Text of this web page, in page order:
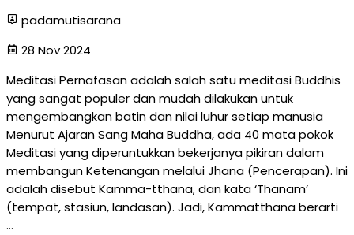
padamutisarana
28 Nov 2024
Meditasi Pernafasan adalah salah satu meditasi Buddhis
yang sangat populer dan mudah dilakukan untuk
mengembangkan batin dan nilai luhur setiap manusia
Menurut Ajaran Sang Maha Buddha, ada 40 mata pokok
Meditasi yang diperuntukkan bekerjanya pikiran dalam
membangun Ketenangan melalui Jhana (Pencerapan). Ini
adalah disebut Kamma-tthana, dan kata ‘Thanam’
(tempat, stasiun, landasan). Jadi, Kammatthana berarti
…